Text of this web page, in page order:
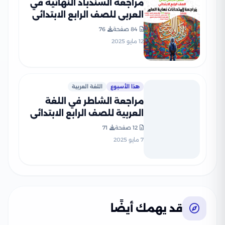
مراجعة السندباد النهائية في
العربي للصف الرابع الابتدائي
الترم الثاني PDF
84 صفحة
76
12 مايو 2025
هذا الأسبوع اللغة العربية
مراجعة الشاطر في اللغة
العربية للصف الرابع الابتدائي
بالاجابات
12 صفحة
71
7 مايو 2025
قد يهمك أيضًا